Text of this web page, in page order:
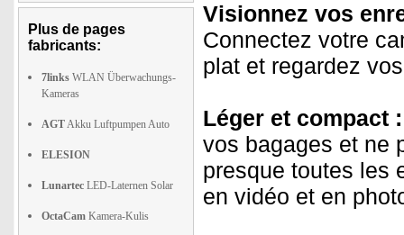
Plus de pages
fabricants:
7links WLAN Überwachungs-
Kameras
AGTAkku Luftpumpen Auto
ELESION
Lunartec LED-Laternen Solar
OctaCam Kamera-Kulis
Visionnez vos
Connectez votre
plat et regardez
Léger et compact :
vos bagages et ne
presque toutes les
en vidéo et en